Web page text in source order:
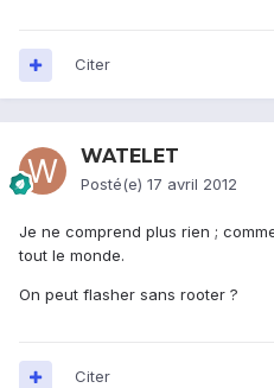
Citer
WATELET
Posté(e) 17 avril 2012
Je ne comprend plus rien ;
tout le monde.
On peut flasher sans rooter ?
Citer